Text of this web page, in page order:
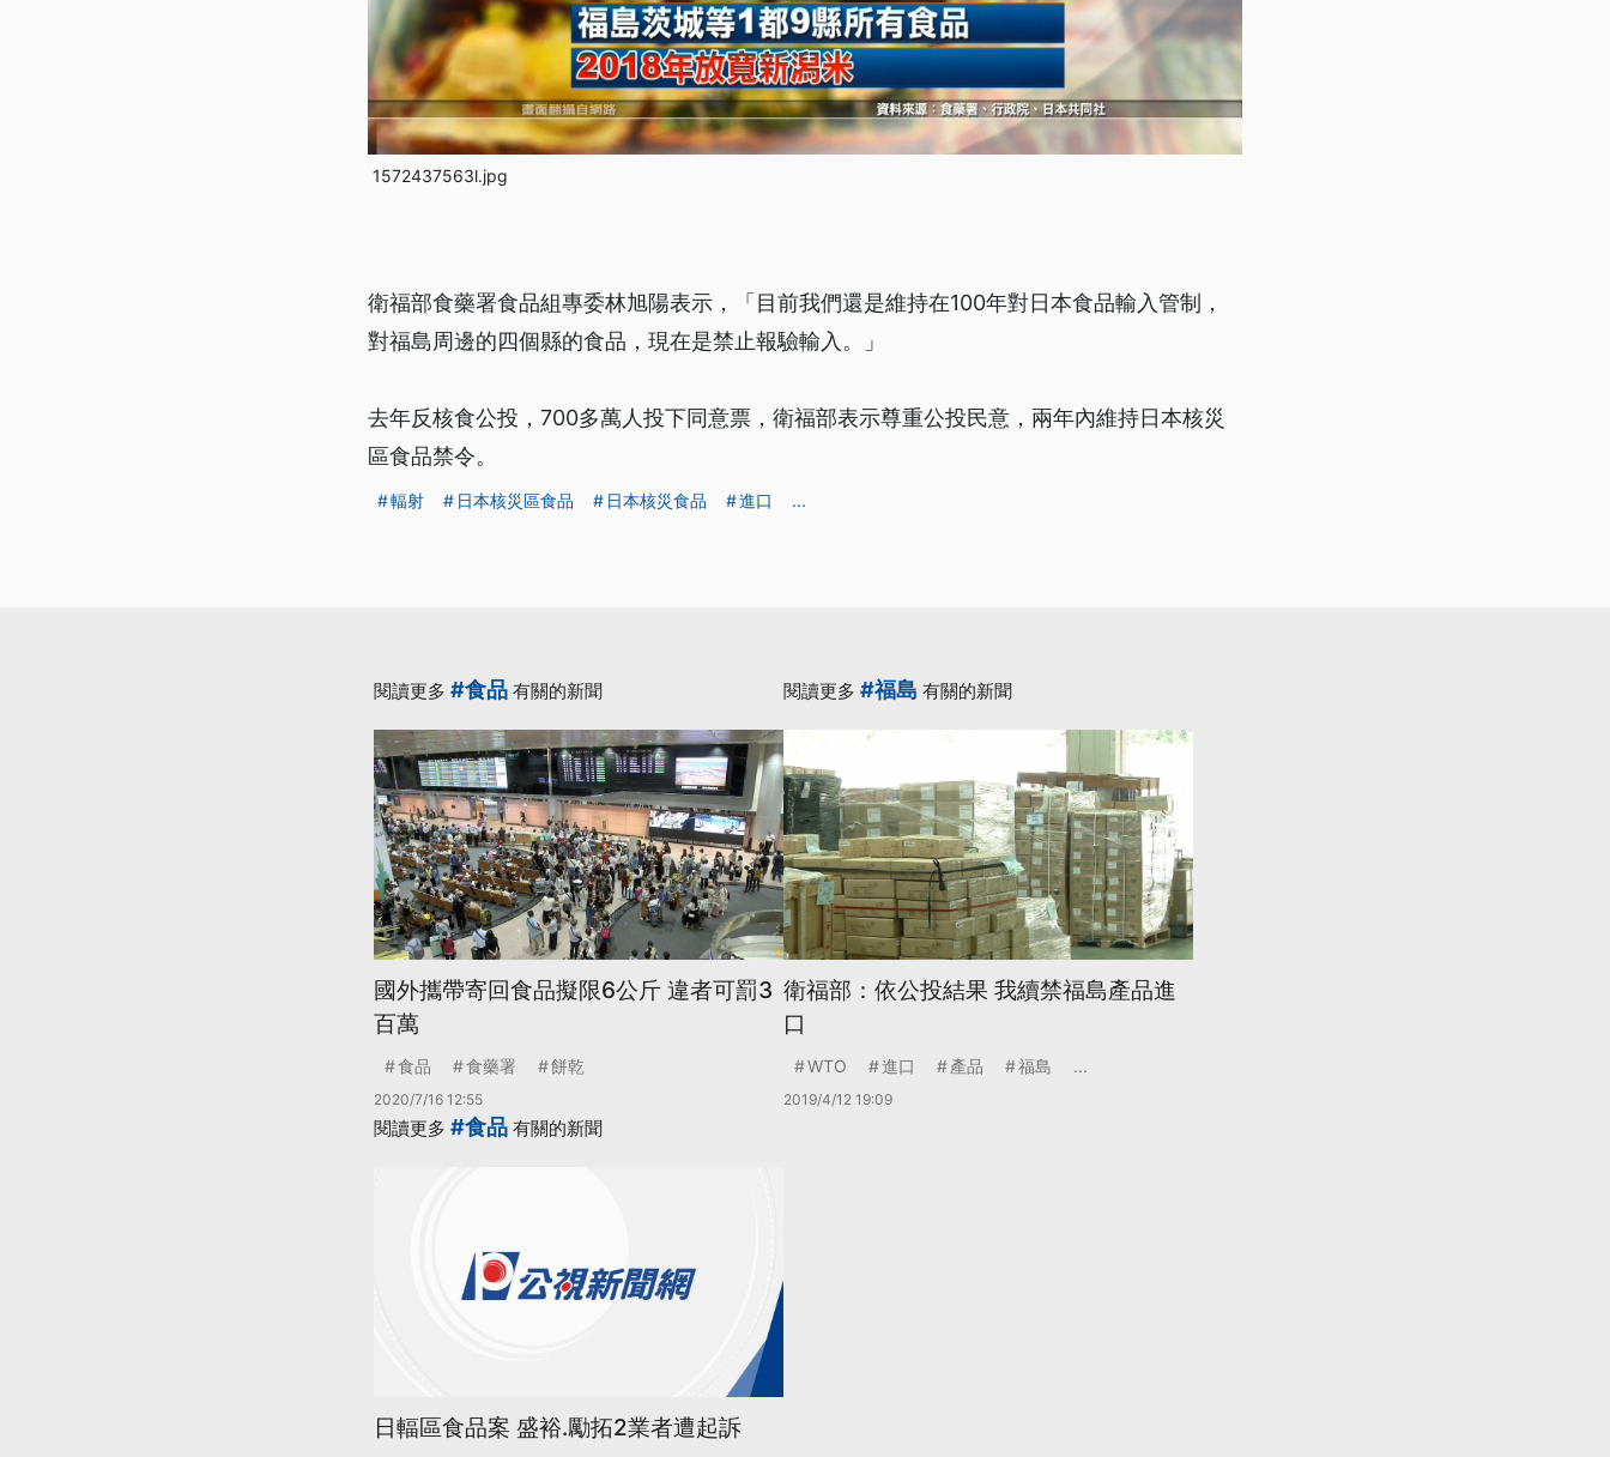
1572437563l.jpg
衛福部食藥署食品組專委林旭陽表示，「目前我們還是維持在100年對日本食品輸入管制，
對福島周邊的四個縣的食品，現在是禁止報驗輸入。」
去年反核食公投，700多萬人投下同意票，衛福部表示尊重公投民意，兩年內維持日本核災
區食品禁令。
輻射 日本核災區食品 日本核災食品 進口 ...
閱讀更多 #食品 有關的新聞
國外攜帶寄回食品擬限6公斤 違者可罰3
百萬
食品 食藥署 餅乾
2020/7/16 12:55
閱讀更多 #福島 有關的新聞
衛福部：依公投結果 我續禁福島產品進
口
WTO 進口 產品 福島 ...
2019/4/12 19:09
閱讀更多 #食品 有關的新聞
日輻區食品案 盛裕.勵拓2業者遭起訴